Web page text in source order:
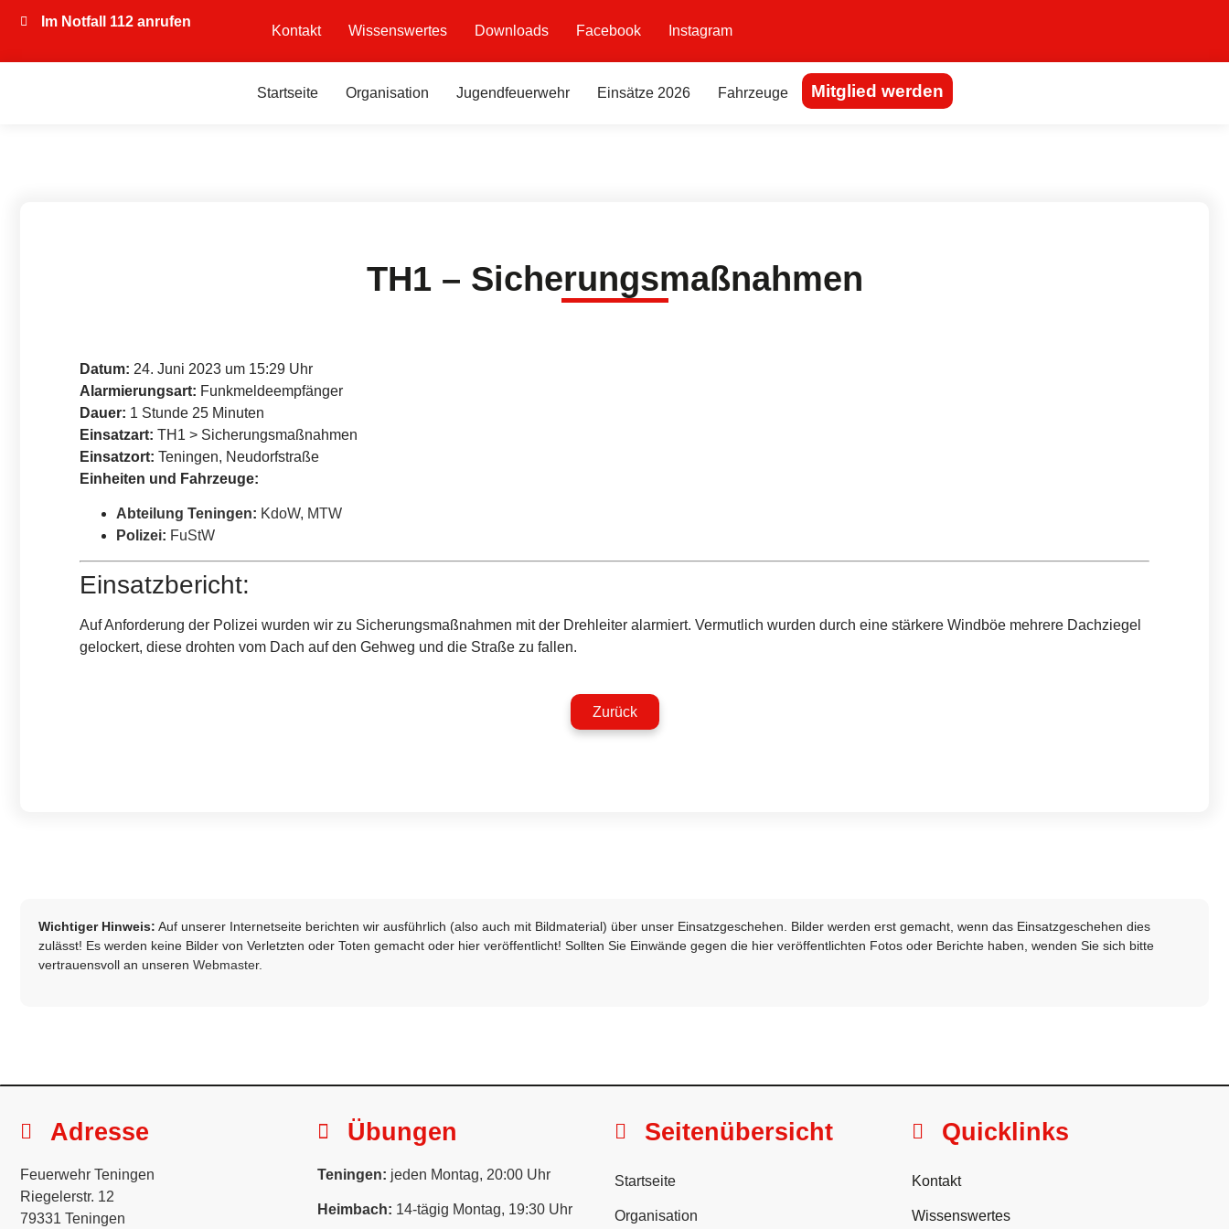
Im Notfall 112 anrufen
Kontakt Wissenswertes Downloads Facebook Instagram
Startseite Organisation Jugendfeuerwehr Einsätze 2026 Fahrzeuge Mitglied werden
TH1 – Sicherungsmaßnahmen
Datum: 24. Juni 2023 um 15:29 Uhr
Alarmierungsart: Funkmeldeempfänger
Dauer: 1 Stunde 25 Minuten
Einsatzart: TH1 > Sicherungsmaßnahmen
Einsatzort: Teningen, Neudorfstraße
Einheiten und Fahrzeuge:
Abteilung Teningen: KdoW, MTW
Polizei: FuStW
Einsatzbericht:
Auf Anforderung der Polizei wurden wir zu Sicherungsmaßnahmen mit der Drehleiter alarmiert. Vermutlich wurden durch eine stärkere Windböe mehrere Dachziegel
gelockert, diese drohten vom Dach auf den Gehweg und die Straße zu fallen.
Zurück
Wichtiger Hinweis: Auf unserer Internetseite berichten wir ausführlich (also auch mit Bildmaterial) über unser Einsatzgeschehen. Bilder werden erst gemacht, wenn das Einsatzgeschehen dies
zulässt! Es werden keine Bilder von Verletzten oder Toten gemacht oder hier veröffentlicht! Sollten Sie Einwände gegen die hier veröffentlichten Fotos oder Berichte haben, wenden Sie sich bitte
vertrauensvoll an unseren Webmaster.
Adresse
Feuerwehr Teningen
Riegelerstr. 12
79331 Teningen
Übungen
Teningen: jeden Montag, 20:00 Uhr
Heimbach: 14-tägig Montag, 19:30 Uhr
Seitenübersicht
Startseite
Organisation
Quicklinks
Kontakt
Wissenswertes